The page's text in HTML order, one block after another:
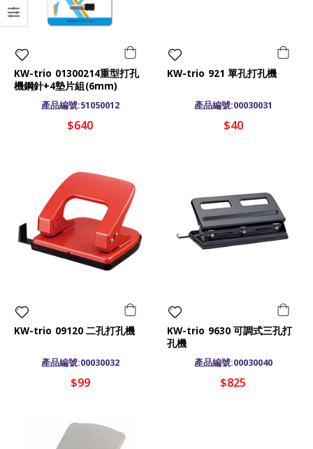
KW-trio 01300214重型打孔
機鋼針+4墊片組(6mm)
產品編號:51050012
$640
KW-trio 921 單孔打孔機
產品編號:00030031
$40
KW-trio 09120 二孔打孔機
產品編號:00030032
$99
KW-trio 9630 可調式三孔打
孔機
產品編號:00030040
$825